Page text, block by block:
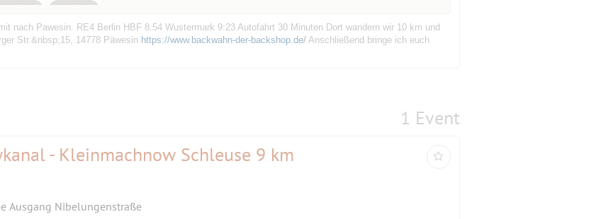
nach Pawesin. RE4 Berlin HBF 8:54 Wustermark 9:23 Autofahrt 30 Minuten Dort wandern wir 10 km und
Str.&nbsp;15, 14778 Päwesin https://www.backwahn-der-backshop.de/ Anschließend bringe ich euch
1 Event
- Kleinmachnow Schleuse 9 km
Ausgang Nibelungenstraße